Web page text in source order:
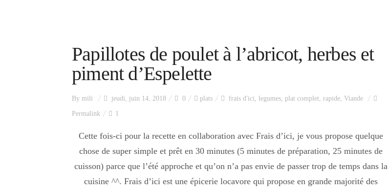
Papillotes de poulet à l’abricot, herbes et
piment d’Espelette
By mili jeudi, juin 14, 2018 0 plats frais d'ici, legumes, plat complet, rapide, Viande
Permalink 1
Cette fois-ci pour la recette en collaboration avec Frais d’ici, je vous propose quelque
chose de super simple et prêt en 30 minutes (5 minutes de préparation, 25 minutes de
cuisson) parce que l’été approche et qu’on n’a pas envie de passer trop de temps dans la
cuisine ^^. Frais d’ici est une épicerie locavore qui propose en grande majorité des